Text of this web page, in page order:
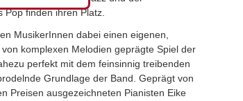
Pop finden ihren Platz.
MusikerInnen dabei einen eigenen,
komplexen Melodien geprägte Spiel der
perfekt mit dem feinsinnig treibenden
Grundlage der Band. Geprägt von
Preisen ausgezeichneten Pianisten Eike